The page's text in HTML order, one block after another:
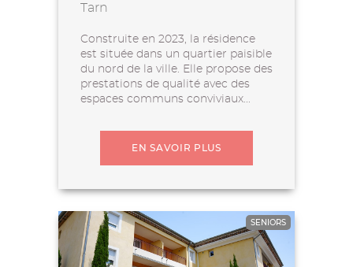
Tarn
Construite en 2023, la résidence
est située dans un quartier paisible
du nord de la ville. Elle propose des
prestations de qualité avec des
espaces communs conviviaux...
EN SAVOIR PLUS
SENIORS